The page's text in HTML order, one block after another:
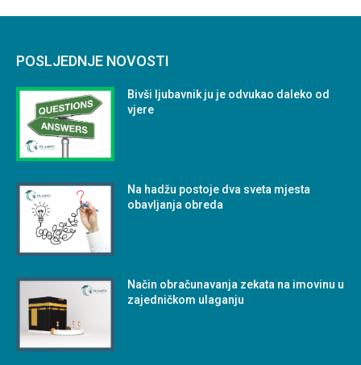
POSLJEDNJE NOVOSTI
Bivši ljubavnik ju je odvukao daleko od
vjere
Na hadžu postoje dva sveta mjesta
obavljanja obreda
Način obračunavanja zekata na imovinu u
zajedničkom ulaganju